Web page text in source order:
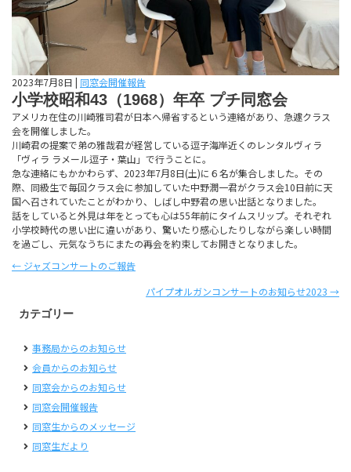
2023年7月8日 | 同窓会開催報告
小学校昭和43（1968）年卒 プチ同窓会
アメリカ在住の川崎雅司君が日本へ帰省するという連絡があり、急遽クラス
会を開催しました。
川崎君の提案で弟の雅哉君が経営している逗子海岸近くのレンタルヴィラ
「ヴィラ ラメール逗子・葉山」で行うことに。
急な連絡にもかかわらず、2023年7月8日(土)に６名が集合しました。その
際、同級生で毎回クラス会に参加していた中野潤一君がクラス会10日前に天
国へ召されていたことがわかり、しばし中野君の思い出話となりました。
話をしていると外見は年をとっても心は55年前にタイムスリップ。それぞれ
小学校時代の思い出に違いがあり、驚いたり感心したりしながら楽しい時間
を過ごし、元気なうちにまたの再会を約束してお開きとなりました。
Posts
← ジャズコンサートのご報告
パイプオルガンコンサートのお知らせ2023 →
カテゴリー
事務局からのお知らせ
会員からのお知らせ
同窓会からのお知らせ
同窓会開催報告
同窓生からのメッセージ
同窓生だより